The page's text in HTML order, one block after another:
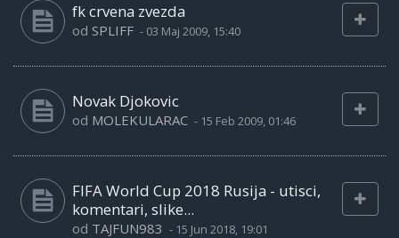
fk crvena zvezda
od SPLIFF - 03 Maj 2009, 15:40
Novak Djokovic
od MOLEKULARAC - 15 Feb 2009, 01:46
FIFA World Cup 2018 Rusija - utisci,
komentari, slike...
od TAJFUN983 - 15 Jun 2018, 19:01